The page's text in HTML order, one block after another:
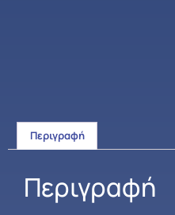
Περιγραφή
Περιγραφή